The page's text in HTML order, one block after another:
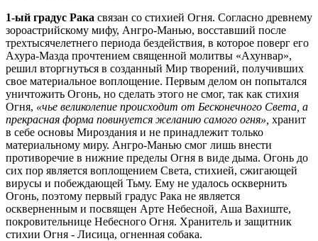
1-ый градус Рака связан со стихией Огня. Согласно древнему
зороастрийскому мифу, Ангро-Манью, восставший после
трехтысячелетнего периода бездействия, в которое поверг его
Ахура-Мазда прочтением священной молитвы «Ахунвар»,
решил вторгнуться в созданный Мир творений, получивших
свое материальное воплощение. Первым делом он попытался
уничтожить Огонь, но сделать этого не смог, так как стихия
Огня, «чье великолепие происходит от Бесконечного Света, а
прекрасная форма повинуется желанию самого огня», хранит
в себе основы Мироздания и не принадлежит только
материальному миру. Ангро-Манью смог лишь внести
противоречие в нижние пределы Огня в виде дыма. Огонь до
сих пор является воплощением Света, стихией, сжигающей
вирусы и побеждающей Тьму. Ему не удалось осквернить
Огонь, поэтому первый градус Рака не является
оскверненным и посвящен Арте Небесной, Аша Вахиште,
покровительнице Небесного Огня. Хранитель и защитник
стихии Огня - Лисица, огненная собака.